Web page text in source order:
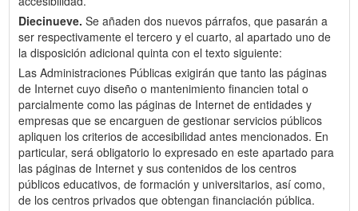
Diecinueve. Se añaden dos nuevos párrafos, que pasarán a
ser respectivamente el tercero y el cuarto, al apartado uno de
la disposición adicional quinta con el texto siguiente:
Las Administraciones Públicas exigirán que tanto las páginas
de Internet cuyo diseño o mantenimiento financien total o
parcialmente como las páginas de Internet de entidades y
empresas que se encarguen de gestionar servicios públicos
apliquen los criterios de accesibilidad antes mencionados. En
particular, será obligatorio lo expresado en este apartado para
las páginas de Internet y sus contenidos de los centros
públicos educativos, de formación y universitarios, así como,
de los centros privados que obtengan financiación pública.